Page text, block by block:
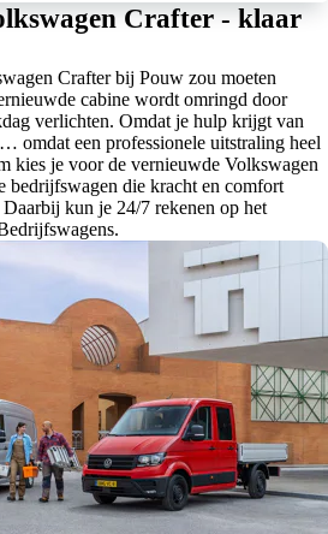
Crafter - klaar
Crafter bij Pouw zou moeten
cabine wordt omringd door
verlichten. Omdat je hulp krijgt van
omdat een professionele uitstraling heel
kies je voor de vernieuwde Volkswagen
bedrijfswagen die kracht en comfort
kun je 24/7 rekenen op het